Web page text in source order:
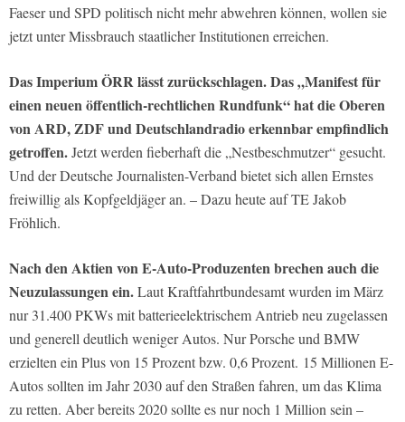
Faeser und SPD politisch nicht mehr abwehren können, wollen sie
jetzt unter Missbrauch staatlicher Institutionen erreichen.
Das Imperium ÖRR lässt zurückschlagen. Das „Manifest für
einen neuen öffentlich-rechtlichen Rundfunk“ hat die Oberen
von ARD, ZDF und Deutschlandradio erkennbar empfindlich
getroffen.Jetzt werden fieberhaft die „Nestbeschmutzer“ gesucht.
Und der Deutsche Journalisten-Verband bietet sich allen Ernstes
freiwillig als Kopfgeldjäger an. – Dazu heute auf TE Jakob
Fröhlich.
Nach den Aktien von E-Auto-Produzenten brechen auch die
Neuzulassungen ein.Laut Kraftfahrtbundesamt wurden im März
nur 31.400 PKWs mit batterieelektrischem Antrieb neu zugelassen
und generell deutlich weniger Autos. Nur Porsche und BMW
erzielten ein Plus von 15 Prozent bzw. 0,6 Prozent. 15 Millionen E-
Autos sollten im Jahr 2030 auf den Straßen fahren, um das Klima
zu retten. Aber bereits 2020 sollte es nur noch 1 Million sein –